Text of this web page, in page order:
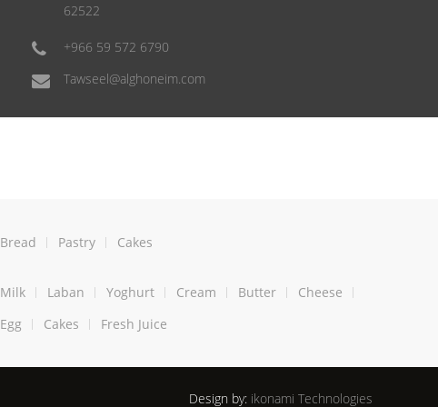
62522
+966 59 572 6790
Tawseel@alghoneim.com
Bread Pastry Cakes
Milk Laban Yoghurt Cream Butter
Cheese
Egg
Cakes Fresh Juice
Design by: ikonami Technologies